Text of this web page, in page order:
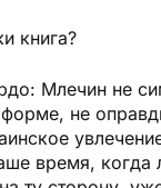
книга?
Млечин не
не
время, когда